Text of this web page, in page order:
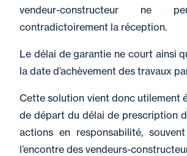
vendeur-constructeur ne
contradictoirement la réception.
Le délai de garantie ne court ainsi
la date d’achèvement des travaux
Cette solution vient donc utilement
de départ du délai de prescription
actions en responsabilité,
l’encontre des vendeurs-